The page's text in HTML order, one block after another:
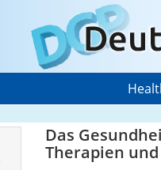
Das
Therapien